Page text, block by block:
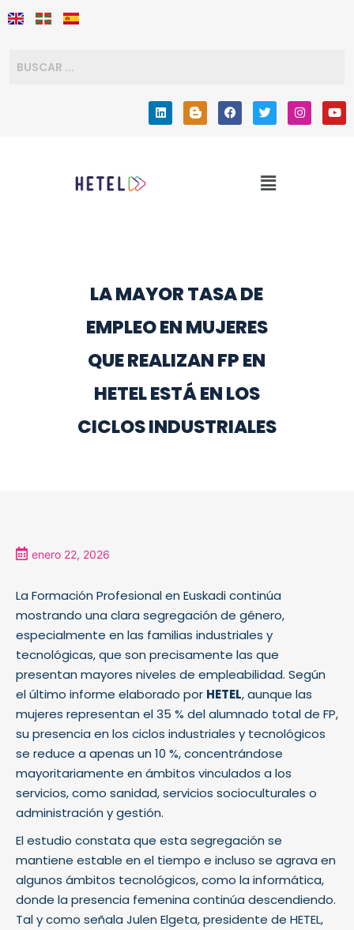
LA MAYOR TASA DE
EMPLEO EN MUJERES
QUE REALIZAN FP EN
HETEL ESTÁ EN LOS
CICLOS INDUSTRIALES
enero 22, 2026
La Formación Profesional en Euskadi continúa
mostrando una clara segregación de género,
especialmente en las familias industriales y
tecnológicas, que son precisamente las que
presentan mayores niveles de empleabilidad. Según
el último informe elaborado por HETEL, aunque las
mujeres representan el 35 % del alumnado total de FP,
su presencia en los ciclos industriales y tecnológicos
se reduce a apenas un 10 %, concentrándose
mayoritariamente en ámbitos vinculados a los
servicios, como sanidad, servicios socioculturales o
administración y gestión.
El estudio constata que esta segregación se
mantiene estable en el tiempo e incluso se agrava en
algunos ámbitos tecnológicos, como la informática,
donde la presencia femenina continúa descendiendo.
Tal y como señala Julen Elgeta, presidente de HETEL,